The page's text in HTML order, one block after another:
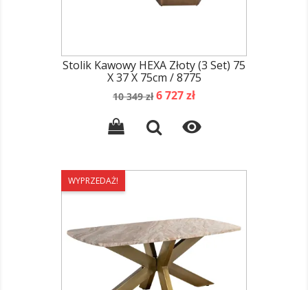
Stolik Kawowy HEXA Złoty (3 Set) 75
X 37 X 75cm / 8775
Cena
10 349 zł Cena
6 727 zł

WYPRZEDAŻ!